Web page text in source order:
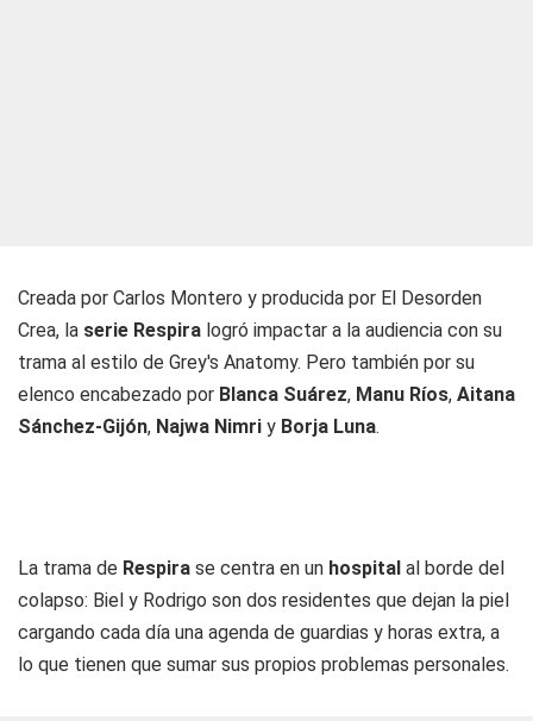
Creada por Carlos Montero y producida por El Desorden
Crea, la serie Respira logró impactar a la audiencia con su
trama al estilo de Grey's Anatomy. Pero también por su
elenco encabezado por Blanca Suárez, Manu Ríos, Aitana
Sánchez-Gijón, Najwa Nimri y Borja Luna.
La trama de Respira se centra en un hospital al borde del
colapso: Biel y Rodrigo son dos residentes que dejan la piel
cargando cada día una agenda de guardias y horas extra, a
lo que tienen que sumar sus propios problemas personales.